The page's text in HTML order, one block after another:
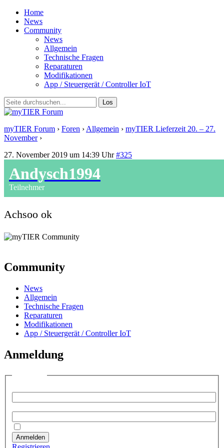
Home
News
Community
News
Allgemein
Technische Fragen
Reparaturen
Modifikationen
App / Steuergerät / Controller IoT
myTIER Forum › Foren › Allgemein › myTIER Lieferzeit 20. – 27.
November ›
27. November 2019 um 14:39 Uhr #325
Andysch1994
Teilnehmer
Achsoo ok
Community
News
Allgemein
Technische Fragen
Reparaturen
Modifikationen
App / Steuergerät / Controller IoT
Anmeldung
Anmelden